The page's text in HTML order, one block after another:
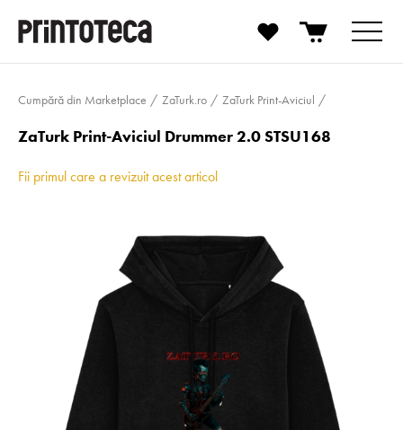
Cumpără din Marketplace ZaTurk.ro ZaTurk Print-Aviciul
ZaTurk Print-Aviciul Drummer 2.0 STSU168
Fii primul care a revizuit acest articol